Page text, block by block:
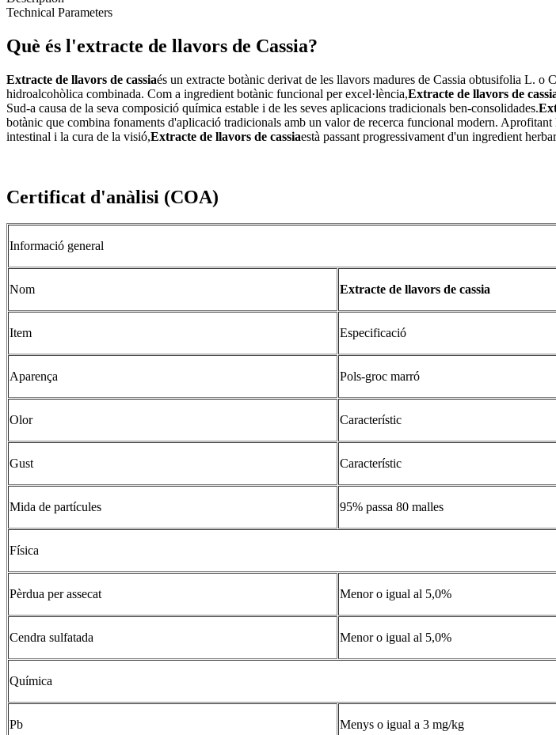
Technical Parameters
Què és l'extracte de llavors de Cassia?
Extracte de llavors de cassiaés un extracte botànic derivat de les llavors madures de Cassia obtusifolia L.
hidroalcohòlica combinada. Com a ingredient botànic funcional per excel·lència,Extracte de llavors de
Sud-a causa de la seva composició química estable i de les seves aplicacions tradicionals ben-consolidades.
botànic que combina fonaments d'aplicació tradicionals amb un valor de recerca funcional modern.
intestinal i la cura de la visió,Extracte de llavors de cassiaestà passant progressivament d'un ingredient
Certificat d'anàlisi (COA)
Informació general
Nom Extracte de llavors de cassia
Item Especificació
Aparença Pols-groc marró
Olor Característic
Gust Característic
Mida de partícules 95% passa 80 malles
Física
Pèrdua per assecat Menor o igual al 5,0%
Cendra sulfatada Menor o igual al 5,0%
Química
Pb Menys o igual a 3 mg/kg